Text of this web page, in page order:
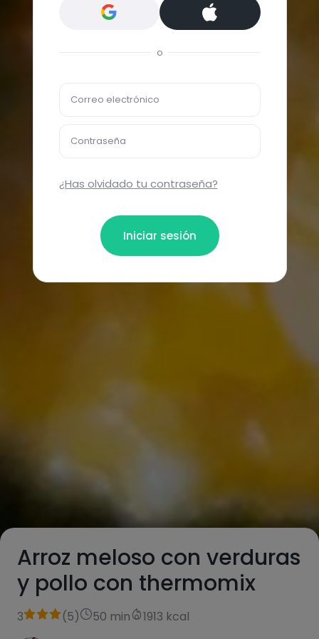
Arroz meloso con verduras
y pollo con thermomix
3 (5) 50 min 1913 kcal
o
Correo electrónico
Contraseña
¿Has olvidado tu contraseña?
Iniciar sesión